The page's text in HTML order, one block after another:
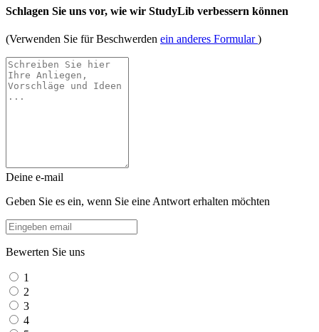
Schlagen Sie uns vor, wie wir StudyLib verbessern können
(Verwenden Sie für Beschwerden ein anderes Formular)
Deine e-mail
Geben Sie es ein, wenn Sie eine Antwort erhalten möchten
Bewerten Sie uns
1
2
3
4